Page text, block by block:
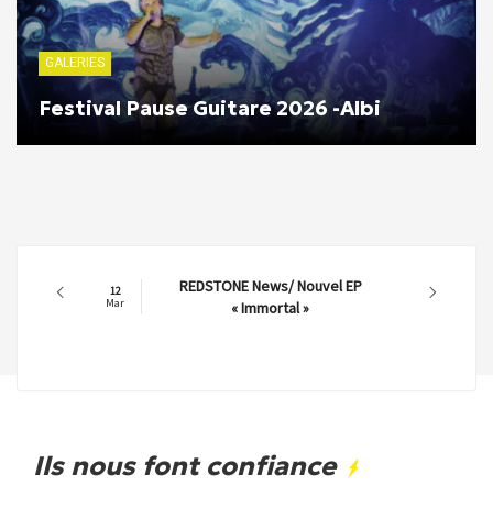
GALERIES
Festival Pause Guitare 2026 -Albi
12
Mar
REDSTONE News/ Nouvel EP
« Immortal »
Ils nous font confiance